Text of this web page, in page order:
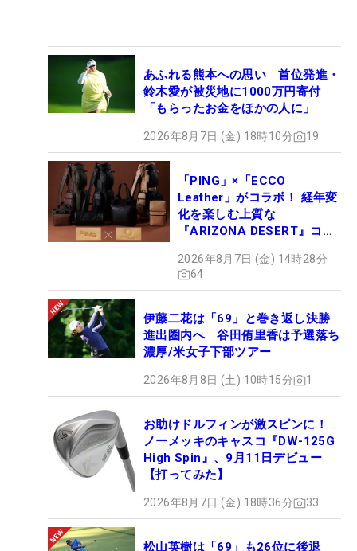
あふれる熊本への思い 首位発進・
鈴木愛が被災地に1000万円寄付
「もらったお金をほかの人に」
2026年8月7日 (金) 18時10分 19
「PING」×「ECCO
Leather」がコラボ！ 経年変
化を楽しむ上質な
『ARIZONA DESERT』コレ
ュー
2026年8月7日 (金) 14時28分
64
伊藤二花は「69」と巻き返し決勝
進出圏内へ 谷田侑里香は予選落ち
濃厚/米女子下部ツアー
2026年8月8日 (土) 10時15分 1
お助けドルフィンが激スピンに！
ノーメッキのキャスコ『DW-125G
High Spin』、9月11日デビュー
【打ってみた】
2026年8月7日 (金) 18時36分 33
松山英樹は「69」も26位に後退